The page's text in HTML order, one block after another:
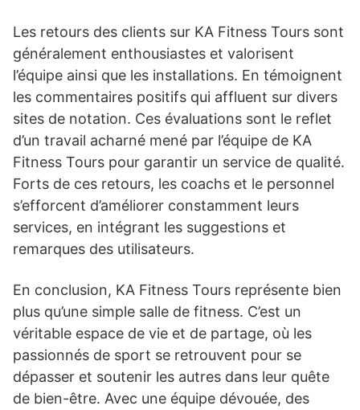
Les retours des clients sur KA Fitness Tours sont
généralement enthousiastes et valorisent
l’équipe ainsi que les installations. En témoignent
les commentaires positifs qui affluent sur divers
sites de notation. Ces évaluations sont le reflet
d’un travail acharné mené par l’équipe de KA
Fitness Tours pour garantir un service de qualité.
Forts de ces retours, les coachs et le personnel
s’efforcent d’améliorer constamment leurs
services, en intégrant les suggestions et
remarques des utilisateurs.
En conclusion, KA Fitness Tours représente bien
plus qu’une simple salle de fitness. C’est un
véritable espace de vie et de partage, où les
passionnés de sport se retrouvent pour se
dépasser et soutenir les autres dans leur quête
de bien-être. Avec une équipe dévouée, des